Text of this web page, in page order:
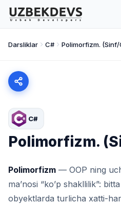
Darsliklar C# Polimorfizm. (Sinf/
C#
Polimorfizm.
Polimorfizm — OOP ning
ma’nosi “ko’p shakllilik”:
obyektlarda turlicha xatti-